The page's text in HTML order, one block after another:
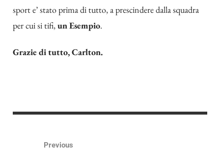
sport e’ stato prima di tutto, a prescindere dalla squadra
per cui si tifi,un Esempio.
Grazie di tutto, Carlton.
Previous